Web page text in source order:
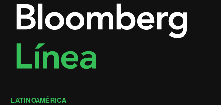
LATINOAMÉRICA